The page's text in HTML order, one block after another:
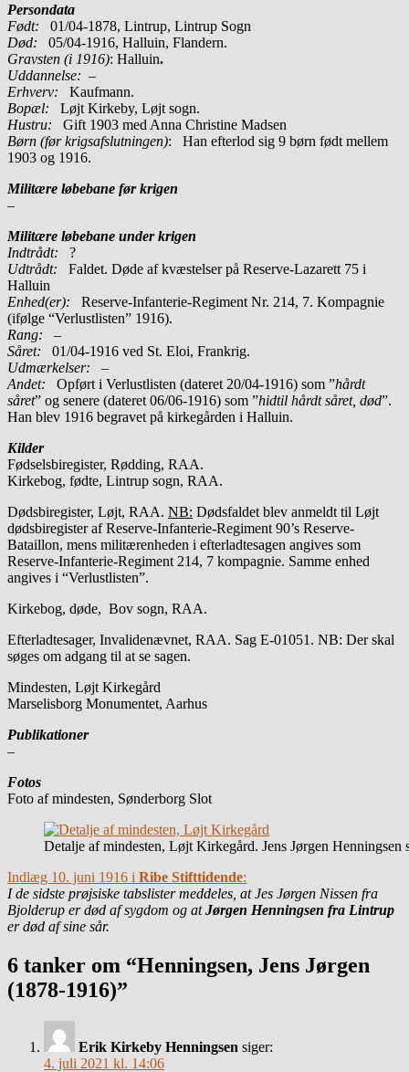
Persondata
Født: 01/04-1878, Lintrup, Lintrup Sogn
Død: 05/04-1916, Halluin, Flandern.
Gravsten (i 1916): Halluin.
Uddannelse: –
Erhverv: Kaufmann.
Bopæl: Løjt Kirkeby, Løjt sogn.
Hustru: Gift 1903 med Anna Christine Madsen
Børn (før krigsafslutningen): Han efterlod sig 9 børn født mellem
1903 og 1916.
Militære løbebane før krigen
–
Militære løbebane under krigen
Indtrådt: ?
Udtrådt: Faldet. Døde af kvæstelser på Reserve-Lazarett 75 i
Halluin
Enhed(er):
Reserve-Infanterie-Regiment Nr. 214, 7. Kompagnie
(ifølge “Verlustlisten” 1916).
Rang:
–
Såret: 01/04-1916 ved St. Eloi, Frankrig.
Udmærkelser: –
Andet: Opført i Verlustlisten (dateret 20/04-1916) som ”hårdt
såret” og senere (dateret 06/06-1916) som ”hidtil hårdt såret, død”.
Han blev 1916 begravet på kirkegården i Halluin.
Kilder
Fødselsbiregister, Rødding, RAA.
Kirkebog, fødte, Lintrup sogn, RAA.
Dødsbiregister, Løjt, RAA. NB: Dødsfaldet blev anmeldt til Løjt
dødsbiregister af Reserve-Infanterie-Regiment 90’s Reserve-
Bataillon, mens militærenheden i efterladtesagen angives som
Reserve-Infanterie-Regiment 214, 7 kompagnie. Samme enhed
angives i “Verlustlisten”.
Kirkebog, døde, Bov sogn, RAA.
Efterladtesager, Invalidenævnet, RAA. Sag E-01051. NB: Der skal
søges om adgang til at se sagen.
Mindesten, Løjt Kirkegård
Marselisborg Monumentet, Aarhus
Publikationer
–
Fotos
Foto af mindesten, Sønderborg Slot
Detalje af mindesten, Løjt Kirkegård. Jens Jørgen Henningsen
Indlæg 10. juni 1916 i Ribe Stifttidende:
I de sidste prøjsiske tabslister meddeles, at Jes Jørgen Nissen fra
Bjolderup er død af sygdom og atJørgen Henningsen fra Lintrup
er død af sine sår.
6 tanker om “Henningsen, Jens Jørgen
(1878-1916)”
Erik Kirkeby Henningsen siger:
4. juli 2021 kl. 14:06